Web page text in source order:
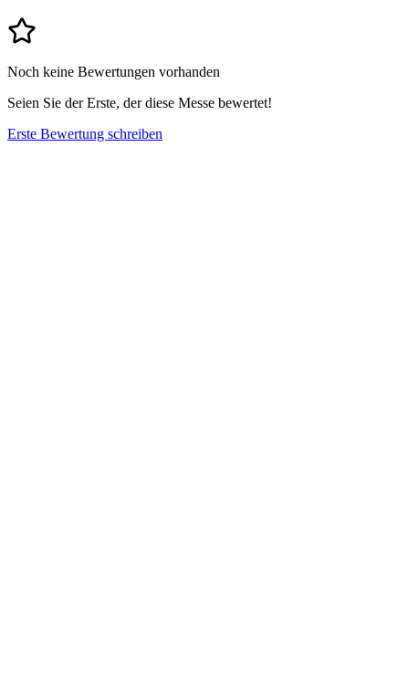
Noch keine Bewertungen vorhanden
Seien Sie der Erste, der diese Messe bewertet!
Erste Bewertung schreiben